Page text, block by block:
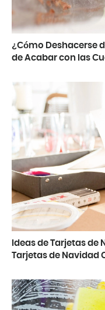
¿Cómo Deshacerse
de Acabar con las
Ideas de Tarjetas de
Tarjetas de Navidad